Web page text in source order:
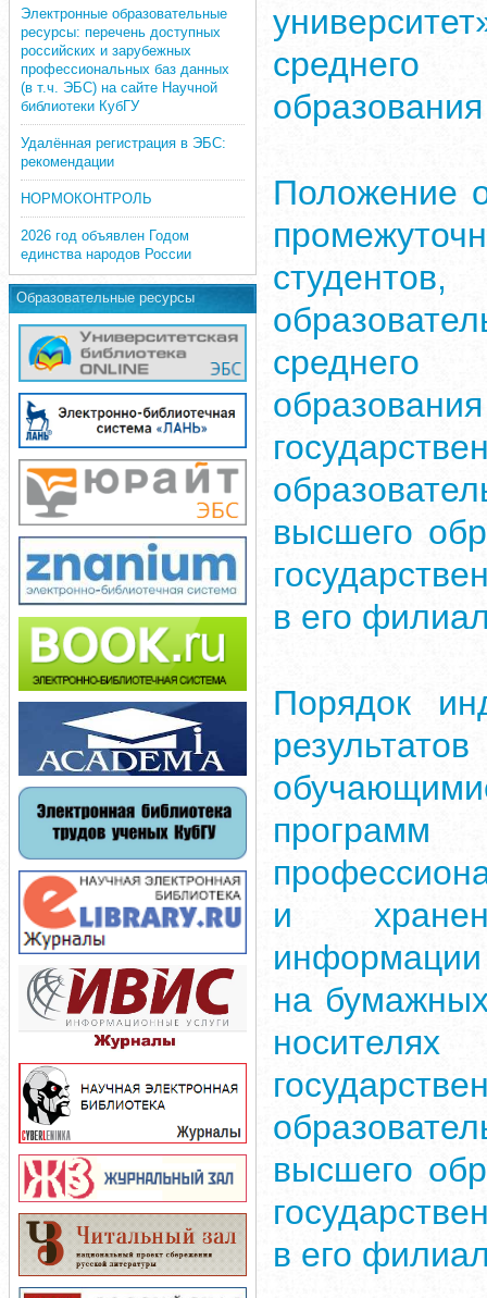
Электронные образовательные
ресурсы: перечень доступных
российских и зарубежных
профессиональных баз данных
(в т.ч. ЭБС) на сайте Научной
библиотеки КубГУ
Удалённая регистрация в ЭБС:
рекомендации
НОРМОКОНТРОЛЬ
2026 год объявлен Годом
единства народов России
Образовательные ресурсы
среднего
образования
Положение
среднего
высшего
в его
Порядок
и
информации
на
высшего
в его